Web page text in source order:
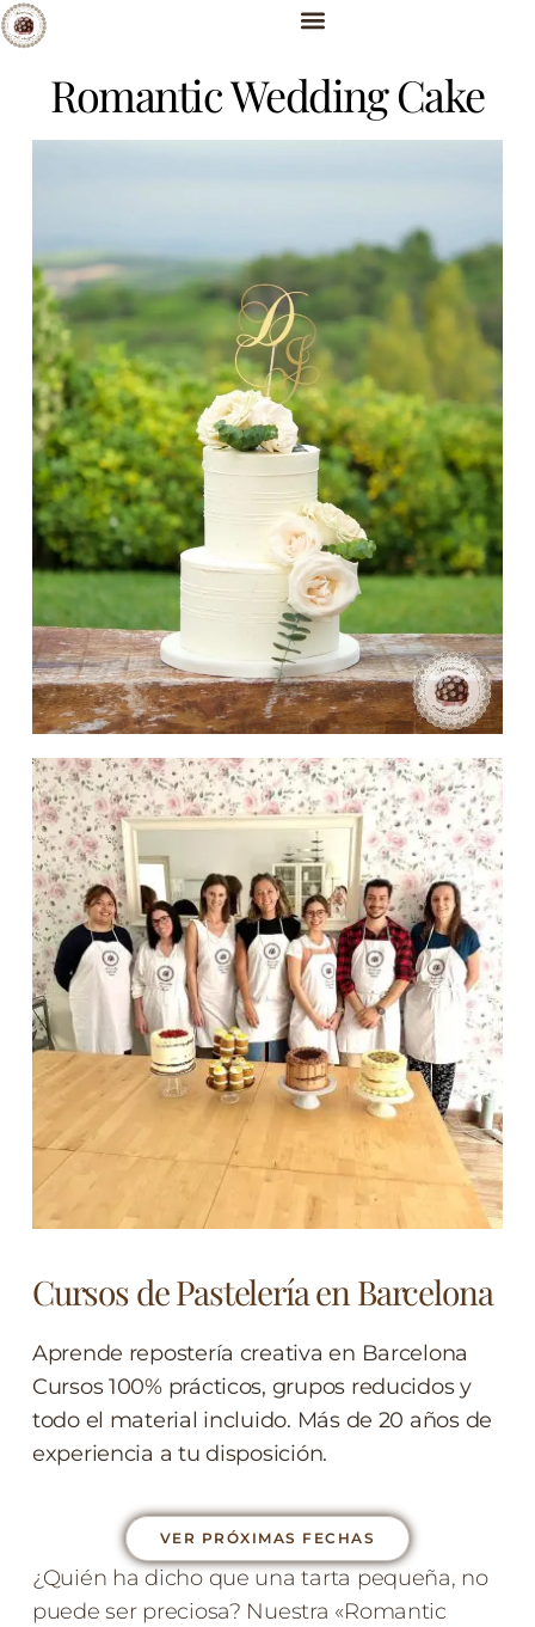
Romantic Wedding Cake
Cursos de Pastelería en Barcelona
Aprende repostería creativa en Barcelona
Cursos 100% prácticos, grupos reducidos y
todo el material incluido. Más de 20 años de
experiencia a tu disposición.
VER PRÓXIMAS FECHAS
¿Quién ha dicho que una tarta pequeña, no
puede ser preciosa? Nuestra «Romantic